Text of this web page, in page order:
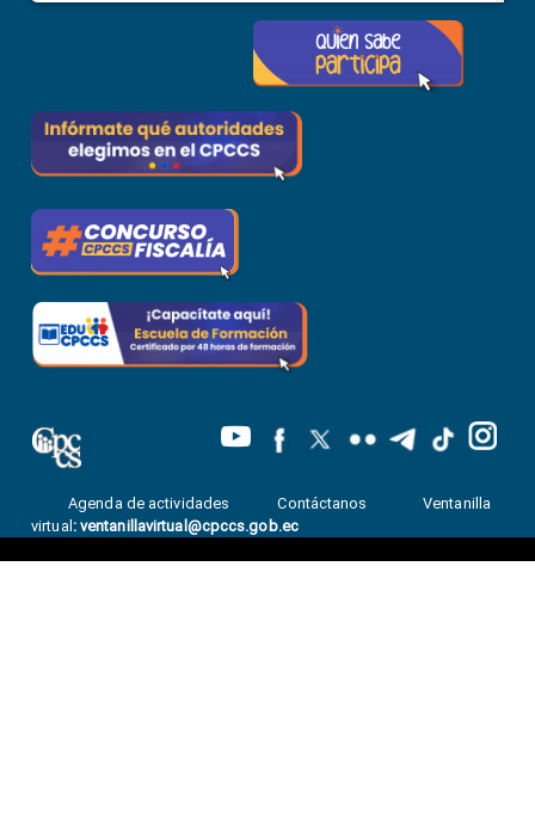
Agenda de actividades Contáctanos
Ventanilla
virtual : ventanillavirtual@cpccs.gob.ec